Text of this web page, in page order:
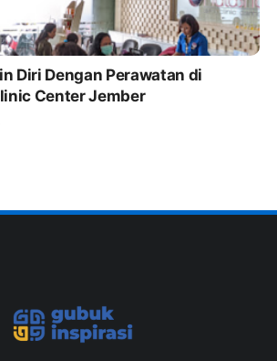
Diri Dengan Perawatan di
Center Jember